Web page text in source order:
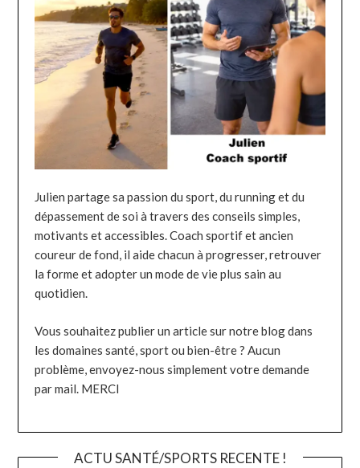
Julien partage sa passion du sport, du running et du
dépassement de soi à travers des conseils simples,
motivants et accessibles. Coach sportif et ancien
coureur de fond, il aide chacun à progresser, retrouver
la forme et adopter un mode de vie plus sain au
quotidien.
Vous souhaitez publier un article sur notre blog dans
les domaines santé, sport ou bien-être ? Aucun
problème, envoyez-nous simplement votre demande
par mail. MERCI
ACTU SANTÉ/SPORTS RECENTE !